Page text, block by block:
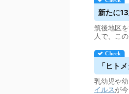
新たに
筑後地区
人で、こ
「ヒト
乳幼児や
イルスが